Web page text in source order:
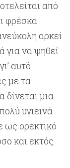
από
φρέσκα
αρκεί
για να ψηθεί
αυτό
με τα
δίνεται μια
υγιεινά
ως ορεκτικό
και εκτός